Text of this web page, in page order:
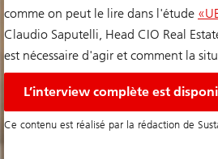
comme on peut le lire dans l'étude
Claudio Saputelli, Head CIO Real
est nécessaire d'agir et comment la
L’interview complète est
Ce contenu est réalisé par la rédaction de